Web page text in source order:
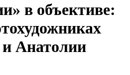
в объективе:
Анатолии